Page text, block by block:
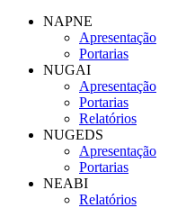
NAPNE
Apresentação
Portarias
NUGAI
Apresentação
Portarias
Relatórios
NUGEDS
Apresentação
Portarias
NEABI
Relatórios